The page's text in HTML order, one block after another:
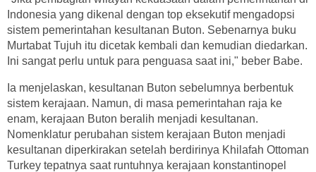
Indonesia yang dikenal dengan top eksekutif mengadopsi
sistem pemerintahan kesultanan Buton. Sebenarnya buku
Murtabat Tujuh itu dicetak kembali dan kemudian diedarkan.
Ini sangat perlu untuk para penguasa saat ini," beber Babe.
Ia menjelaskan, kesultanan Buton sebelumnya berbentuk
sistem kerajaan. Namun, di masa pemerintahan raja ke
enam, kerajaan Buton beralih menjadi kesultanan.
Nomenklatur perubahan sistem kerajaan Buton menjadi
kesultanan diperkirakan setelah berdirinya Khilafah Ottoman
Turkey tepatnya saat runtuhnya kerajaan konstantinopel